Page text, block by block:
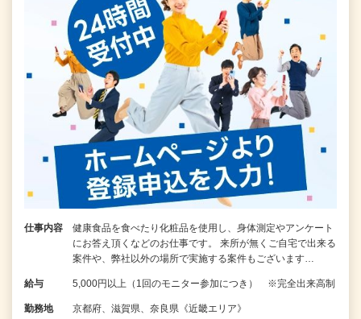
仕事内容
健康食品を食べたり化粧品を使用し、身体測定やアンケート
にお答え頂くなどのお仕事です。 来所が無くご自宅で出来る
案件や、弊社以外の場所で実施する案件もございます…
給与 5,000円以上（1回のモニター参加につき） ※完全出来高制
勤務地 京都府、滋賀県、奈良県《近畿エリア》